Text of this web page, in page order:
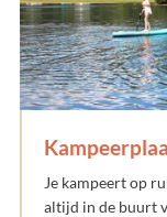
Je kampeert op
altijd in de buurt